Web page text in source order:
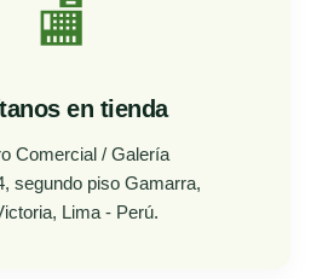
🏬
en tienda
Comercial / Galería
segundo piso Gamarra,
Lima - Perú.